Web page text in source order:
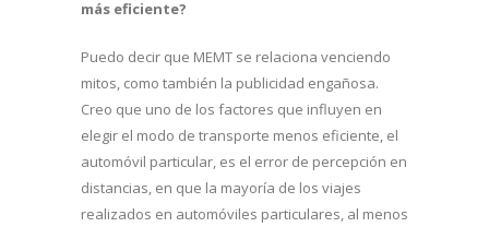
más eficiente?
Puedo decir que MEMT se relaciona venciendo
mitos, como también la publicidad engañosa.
Creo que uno de los factores que influyen en
elegir el modo de transporte menos eficiente, el
automóvil particular, es el error de percepción en
distancias, en que la mayoría de los viajes
realizados en automóviles particulares, al menos